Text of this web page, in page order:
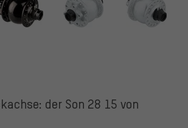
der Son 28 15 von